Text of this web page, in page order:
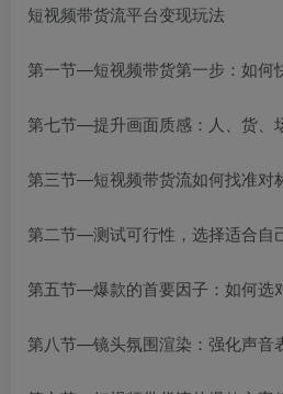
短视频带货流平台变现玩法
第一节—短视频带货第一步：如何
第七节—提升画面质感：人、货、
第三节—短视频带货流如何找准对
第二节—测试可行性，选择适合自
第五节—爆款的首要因子：如何选
第八节—镜头氛围渲染：强化声音